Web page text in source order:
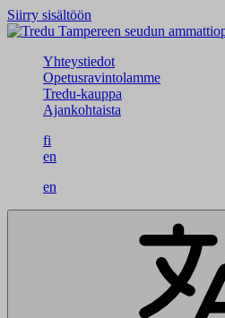
Siirry sisältöön
Yhteystiedot
Opetusravintolamme
Tredu-kauppa
Ajankohtaista
fi
en
en